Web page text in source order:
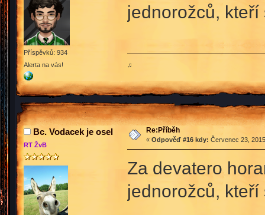
Příspěvků: 934
Alerta na vás!
jednorožců,
♫
Bc. Vodacek je osel
RT ŽvB
Re:Příběh
« Odpověď #16 kdy: Červenec 23,
Za devatero
jednorožců,